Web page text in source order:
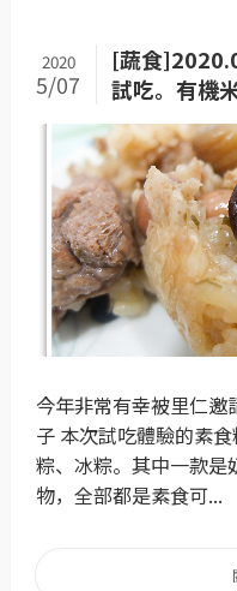
[蔬食
試吃。有機
2020
5/07
今年非常有幸被里仁邀
子 本次試吃體驗的素
粽、冰粽。其中一款是
物，全部都是素食可...